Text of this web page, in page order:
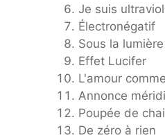
Je suis
Électronégatif
Sous la
Effet Lucifer
L'amour
Annonce
Poupée de
De zéro à rien